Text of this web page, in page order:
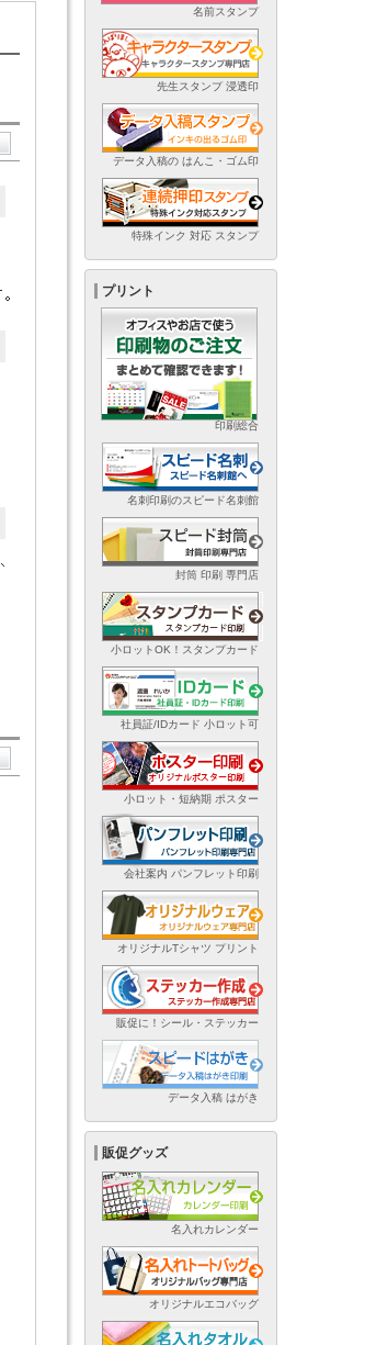
名前スタンプ
先生スタンプ 浸透印
データ入稿の はんこ・ゴム印
特殊インク 対応 スタンプ
プリント
印刷総合
名刺印刷のスピード名刺館
封筒 印刷 専門店
小ロットOK！スタンプカード
社員証/IDカード 小ロット可
小ロット・短納期 ポスター
会社案内 パンフレット印刷
オリジナルTシャツ プリント
販促に！シール・ステッカー
データ入稿 はがき
販促グッズ
名入れカレンダー
オリジナルエコバッグ